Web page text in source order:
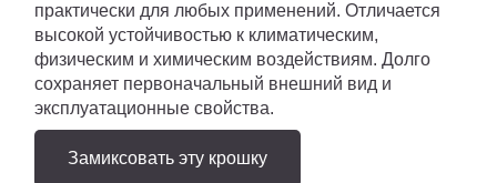
практически для любых применений. Отличается
высокой устойчивостью к климатическим,
физическим и химическим воздействиям. Долго
сохраняет первоначальный внешний вид и
эксплуатационные свойства.
Замиксовать эту крошку